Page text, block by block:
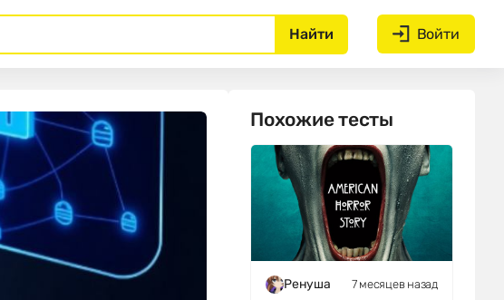
Найти Войти
Похожие тесты
Ренуша 7 месяцев назад